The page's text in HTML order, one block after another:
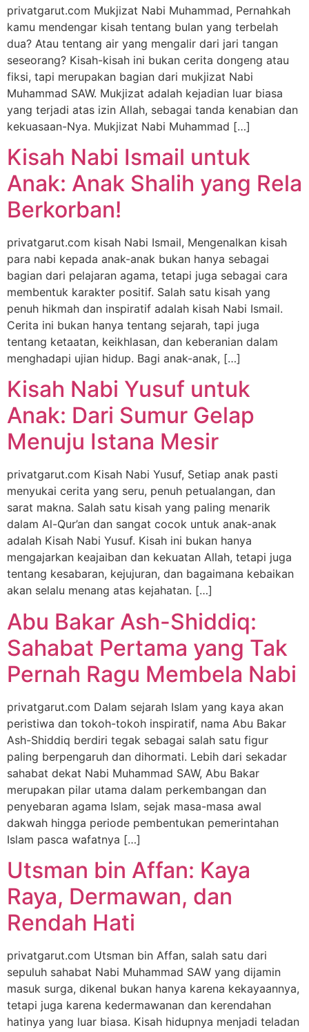
privatgarut.com Mukjizat Nabi Muhammad, Pernahkah
kamu mendengar kisah tentang bulan yang terbelah
dua? Atau tentang air yang mengalir dari jari tangan
seseorang? Kisah-kisah ini bukan cerita dongeng atau
fiksi, tapi merupakan bagian dari mukjizat Nabi
Muhammad SAW. Mukjizat adalah kejadian luar biasa
yang terjadi atas izin Allah, sebagai tanda kenabian dan
kekuasaan-Nya. Mukjizat Nabi Muhammad […]
Kisah Nabi Ismail untuk
Anak: Anak Shalih yang Rela
Berkorban!
privatgarut.com kisah Nabi Ismail, Mengenalkan kisah
para nabi kepada anak-anak bukan hanya sebagai
bagian dari pelajaran agama, tetapi juga sebagai cara
membentuk karakter positif. Salah satu kisah yang
penuh hikmah dan inspiratif adalah kisah Nabi Ismail.
Cerita ini bukan hanya tentang sejarah, tapi juga
tentang ketaatan, keikhlasan, dan keberanian dalam
menghadapi ujian hidup. Bagi anak-anak, […]
Kisah Nabi Yusuf untuk
Anak: Dari Sumur Gelap
Menuju Istana Mesir
privatgarut.com Kisah Nabi Yusuf, Setiap anak pasti
menyukai cerita yang seru, penuh petualangan, dan
sarat makna. Salah satu kisah yang paling menarik
dalam Al-Qur’an dan sangat cocok untuk anak-anak
adalah Kisah Nabi Yusuf. Kisah ini bukan hanya
mengajarkan keajaiban dan kekuatan Allah, tetapi juga
tentang kesabaran, kejujuran, dan bagaimana kebaikan
akan selalu menang atas kejahatan. […]
Abu Bakar Ash-Shiddiq:
Sahabat Pertama yang Tak
Pernah Ragu Membela Nabi
privatgarut.com Dalam sejarah Islam yang kaya akan
peristiwa dan tokoh-tokoh inspiratif, nama Abu Bakar
Ash-Shiddiq berdiri tegak sebagai salah satu figur
paling berpengaruh dan dihormati. Lebih dari sekadar
sahabat dekat Nabi Muhammad SAW, Abu Bakar
merupakan pilar utama dalam perkembangan dan
penyebaran agama Islam, sejak masa-masa awal
dakwah hingga periode pembentukan pemerintahan
Islam pasca wafatnya […]
Utsman bin Affan: Kaya
Raya, Dermawan, dan
Rendah Hati
privatgarut.com Utsman bin Affan, salah satu dari
sepuluh sahabat Nabi Muhammad SAW yang dijamin
masuk surga, dikenal bukan hanya karena kekayaannya,
tetapi juga karena kedermawanan dan kerendahan
hatinya yang luar biasa. Kisah hidupnya menjadi teladan